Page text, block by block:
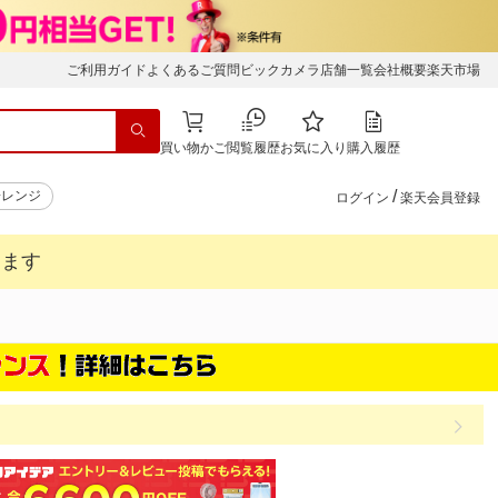
ご利用ガイド よくあるご質問 ビックカメラ店舗一覧会社概要楽天市場
買い物かご閲覧履歴お気に入り 購入履歴
ンジ ログイン / 楽天会員登録
す